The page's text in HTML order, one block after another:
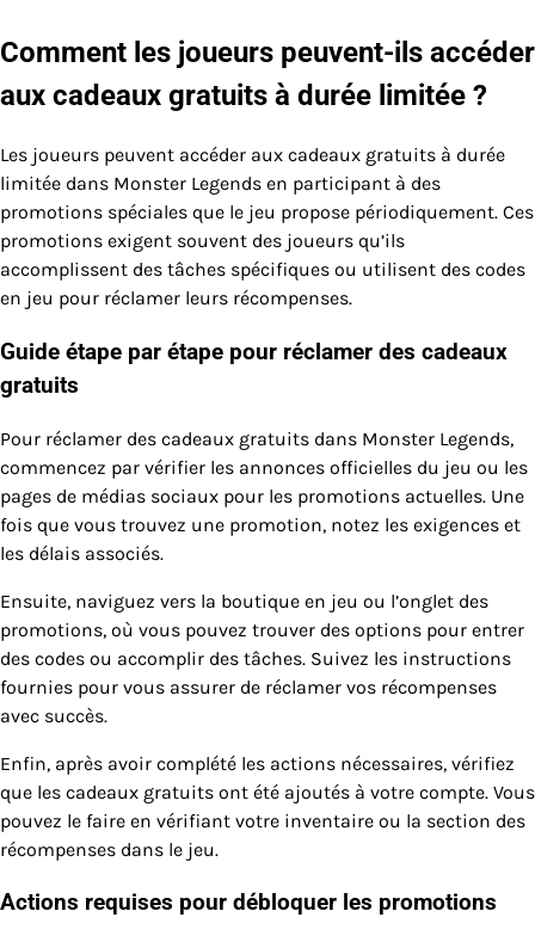
Comment les joueurs peuvent-ils accéder
aux cadeaux gratuits à durée limitée ?
Les joueurs peuvent accéder aux cadeaux gratuits à durée
limitée dans Monster Legends en participant à des
promotions spéciales que le jeu propose périodiquement. Ces
promotions exigent souvent des joueurs qu’ils
accomplissent des tâches spécifiques ou utilisent des codes
en jeu pour réclamer leurs récompenses.
Guide étape par étape pour réclamer des cadeaux
gratuits
Pour réclamer des cadeaux gratuits dans Monster Legends,
commencez par vérifier les annonces officielles du jeu ou les
pages de médias sociaux pour les promotions actuelles. Une
fois que vous trouvez une promotion, notez les exigences et
les délais associés.
Ensuite, naviguez vers la boutique en jeu ou l’onglet des
promotions, où vous pouvez trouver des options pour entrer
des codes ou accomplir des tâches. Suivez les instructions
fournies pour vous assurer de réclamer vos récompenses
avec succès.
Enfin, après avoir complété les actions nécessaires, vérifiez
que les cadeaux gratuits ont été ajoutés à votre compte. Vous
pouvez le faire en vérifiant votre inventaire ou la section des
récompenses dans le jeu.
Actions requises pour débloquer les promotions